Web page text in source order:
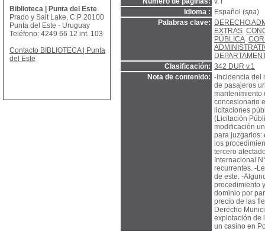
Idioma :
Español (spa)
Palabras clave:
DERECHO
EXTRAS
PÚBLICA
Clasificación: 342 DUR v.1
Nota de contenido: -Incidencia del
de pasajeros
mantenimiento
concesionario
licitaciones
(Licitación
modificación
para juzgarlos:
los
tercero
Internacional
recurrentes. -
de este. -
procedimiento
dominio por
precio de las
Derecho
explotación de
un casino en
Biblioteca | Punta del Este
Prado y Salt Lake, C.P 20100
Punta del Este - Uruguay
Teléfono: 4249 66 12 int. 103
Contacto BIBLIOTECA | Punta
del Este